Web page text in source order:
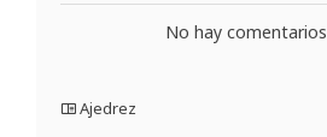
No hay comentarios
Ajedrez